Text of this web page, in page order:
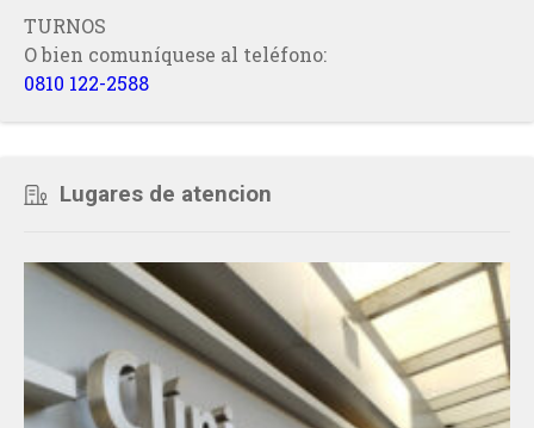
TURNOS
O bien comuníquese al teléfono:
0810 122-2588
Lugares de atencion